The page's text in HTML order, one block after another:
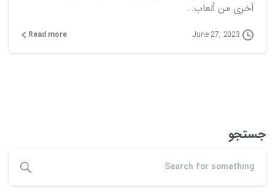
أخرى من ألعاب...
June 27, 2023
Read more
جستجو